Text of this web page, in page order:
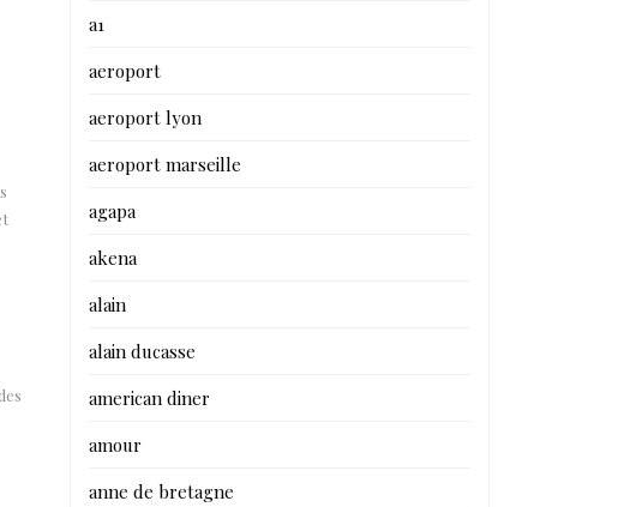
a1
aeroport
aeroport lyon
aeroport marseille
agapa
akena
alain
alain ducasse
american diner
amour
anne de bretagne